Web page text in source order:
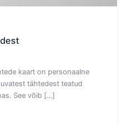
kaart on personaalne
tähtedest teatud
See võib […]